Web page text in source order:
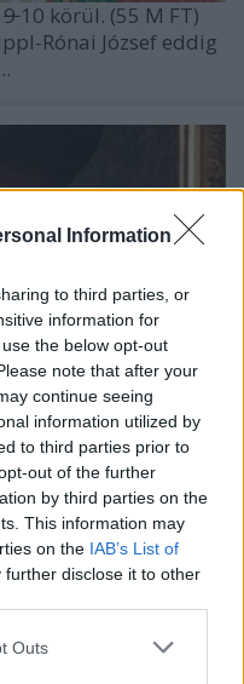
Information
to third parties, or
information for
the below opt-out
note that after your
continue seeing
information utilized by
to third parties prior to
out of the further
by third parties on the
This information may
on the IAB’s List of
further disclose it to other
one or more Google
Outs
910 körül. (55 M FT)
Rónai József eddig
teszi a
tud változni. A